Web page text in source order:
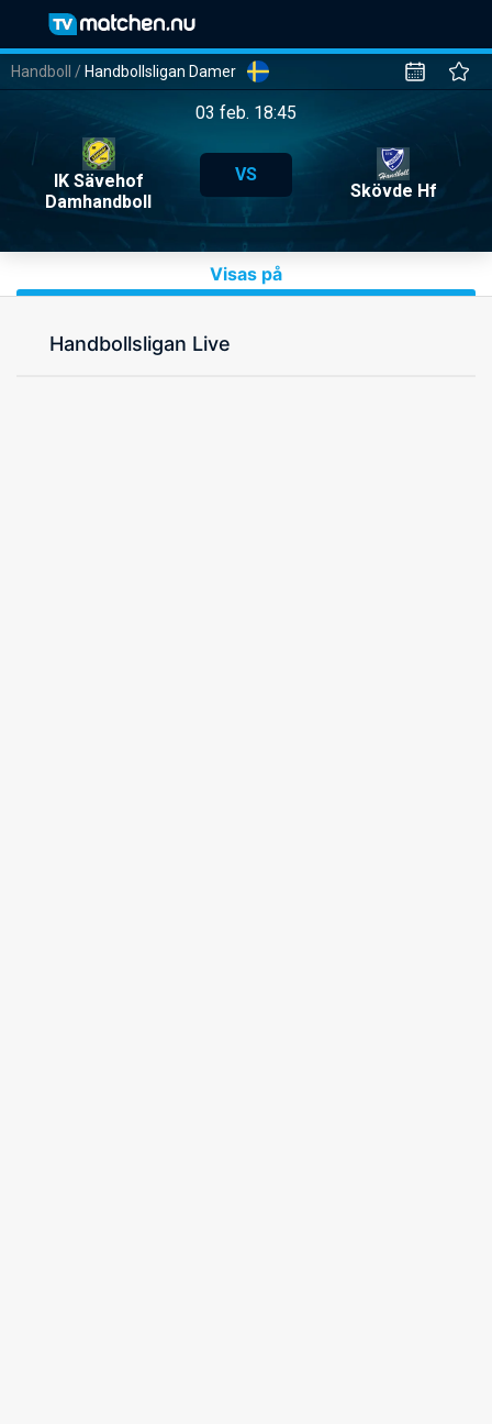
Handboll / Handbollsligan Damer
03 feb. 18:45
IK Sävehof
Damhandboll
VS
Skövde Hf
Visas på
Handbollsligan Live